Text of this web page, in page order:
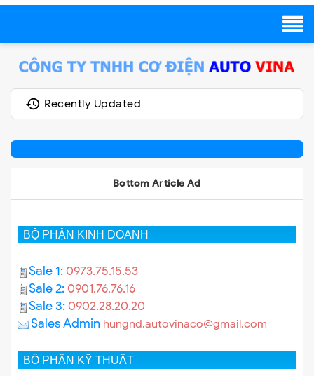
Recently Updated
Bottom Article Ad
BỘ PHẬN KINH DOANH
Sale 1: 0973.75.15.53
Sale 2: 0901.76.76.16
Sale 3: 0902.28.20.20
Sales Admin hungnd.autovinaco@gmail.com
BỘ PHẬN KỸ THUẬT